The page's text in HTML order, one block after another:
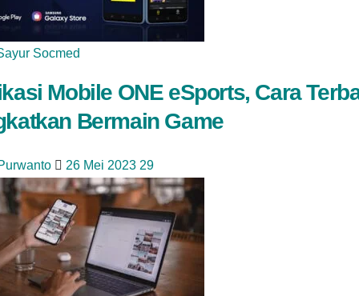
Socmed
Mobile ONE eSports, Cara
Bermain Game
26 Mei 2023 29